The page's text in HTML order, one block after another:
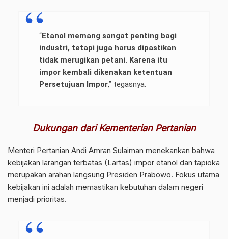
“Etanol memang sangat penting bagi
industri, tetapi juga harus dipastikan
tidak merugikan petani. Karena itu
impor kembali dikenakan ketentuan
Persetujuan Impor,” tegasnya.
Dukungan dari Kementerian Pertanian
Menteri Pertanian Andi Amran Sulaiman menekankan bahwa
kebijakan larangan terbatas (Lartas) impor etanol dan tapioka
merupakan arahan langsung Presiden Prabowo. Fokus utama
kebijakan ini adalah memastikan kebutuhan dalam negeri
menjadi prioritas.